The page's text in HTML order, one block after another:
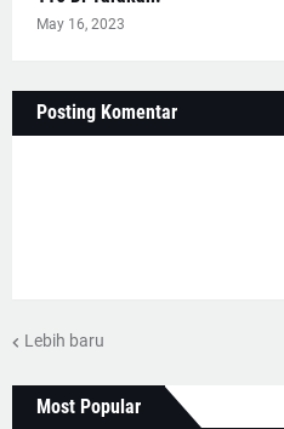
May 16, 2023
Posting Komentar
Lebih baru
Most Popular